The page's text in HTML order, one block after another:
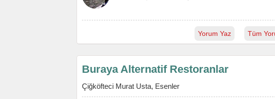
Yorum Yaz Tüm
Buraya Alternatif Restoranlar
Çiğköfteci Murat Usta, Esenler